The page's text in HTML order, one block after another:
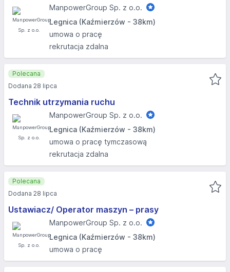
ManpowerGroup Sp. z o.o.
Legnica (Kaźmierzów - 38km)
umowa o pracę
rekrutacja zdalna
Technik utrzymania ruchu
ManpowerGroup Sp. z o.o.
Legnica (Kaźmierzów - 38km)
umowa o pracę tymczasową
rekrutacja zdalna
Polecana
Dodana 28 lipca
Ustawiacz/ Operator maszyn – prasy
ManpowerGroup Sp. z o.o.
Legnica (Kaźmierzów - 38km)
umowa o pracę
Polecana
Dodana 28 lipca